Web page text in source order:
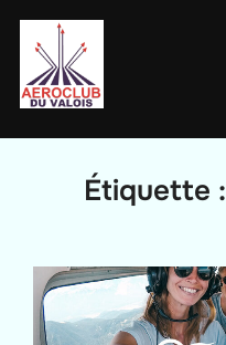
contenu
Étiquette :